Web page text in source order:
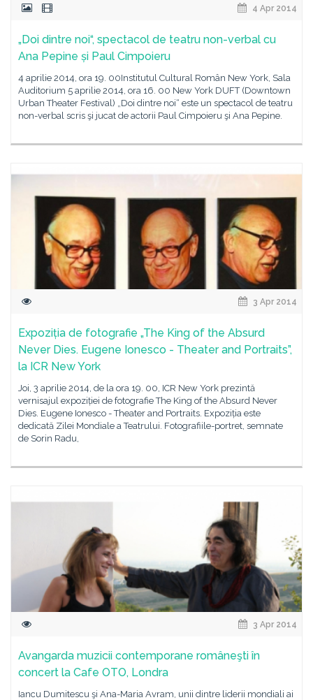
4 Apr 2014
„Doi dintre noi“, spectacol de teatru non-verbal cu
Ana Pepine și Paul Cimpoieru
4 aprilie 2014, ora 19. 00Institutul Cultural Român New York, Sala
Auditorium 5 aprilie 2014, ora 16. 00 New York DUFT (Downtown
Urban Theater Festival) „Doi dintre noi“ este un spectacol de teatru
non-verbal scris şi jucat de actorii Paul Cimpoieru şi Ana Pepine.
3 Apr 2014
Expoziția de fotografie „The King of the Absurd
Never Dies. Eugene Ionesco - Theater and Portraits”,
la ICR New York
Joi, 3 aprilie 2014, de la ora 19. 00, ICR New York prezintă
vernisajul expoziției de fotografie The King of the Absurd Never
Dies. Eugene Ionesco - Theater and Portraits. Expoziția este
dedicată Zilei Mondiale a Teatrului. Fotografiile-portret, semnate
de Sorin Radu,
3 Apr 2014
Avangarda muzicii contemporane româneşti în
concert la Cafe OTO, Londra
Iancu Dumitescu şi Ana-Maria Avram, unii dintre liderii mondiali ai